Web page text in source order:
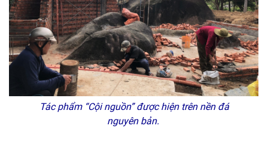
Tác phẩm “Cội nguồn” được hiện trên nền đá
nguyên bản.